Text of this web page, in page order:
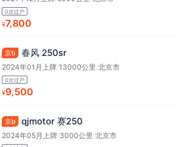
0次过户
¥7,800
京b 春风 250sr
2024年01月上牌/13000公里 /北京市
0次过户
¥9,500
京b qjmotor 赛250
2024年05月上牌/3000公里 /北京市